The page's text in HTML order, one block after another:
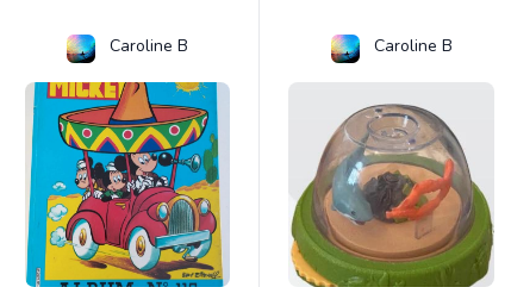
Caroline B Caroline B